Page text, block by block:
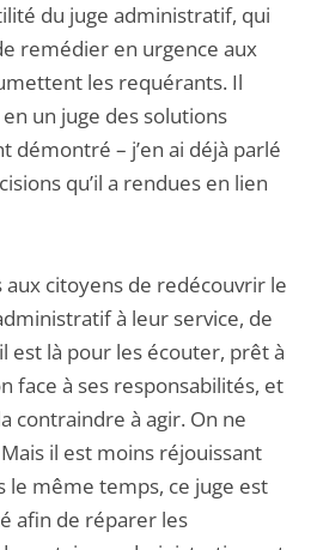
du juge administratif, qui
remédier en urgence aux
les requérants. Il
un juge des solutions
démontré – j’en ai déjà parlé
qu’il a rendues en lien
aux citoyens de redécouvrir le
à leur service, de
est là pour les écouter, prêt à
face à ses responsabilités, et
contraindre à agir. On ne
il est moins réjouissant
le même temps, ce juge est
afin de réparer les